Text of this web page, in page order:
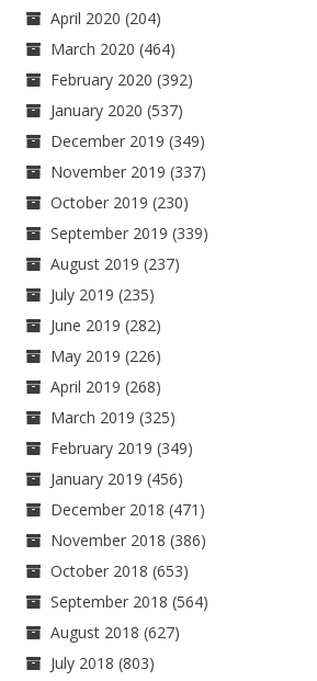
April 2020 (204)
March 2020 (464)
February 2020 (392)
January 2020 (537)
December 2019 (349)
November 2019 (337)
October 2019 (230)
September 2019 (339)
August 2019 (237)
July 2019 (235)
June 2019 (282)
May 2019 (226)
April 2019 (268)
March 2019 (325)
February 2019 (349)
January 2019 (456)
December 2018 (471)
November 2018 (386)
October 2018 (653)
September 2018 (564)
August 2018 (627)
July 2018 (803)